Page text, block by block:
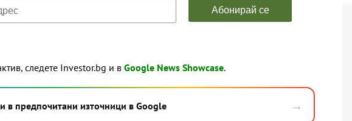
следете Investor.bg и вGoogle News Showcase.
в предпочитани източници в Google →